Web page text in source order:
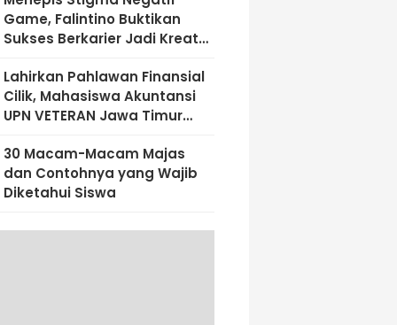
Game, Falintino Buktikan
Sukses Berkarier Jadi Kreator
Lahirkan Pahlawan Finansial
Cilik, Mahasiswa Akuntansi
UPN VETERAN Jawa Timur
Dengan Literasi Keuangan
Sejak Dini
30 Macam-Macam Majas
dan Contohnya yang Wajib
Diketahui Siswa